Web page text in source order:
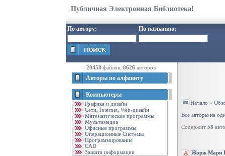
Публичная Электронная Библиотека!
По автору: По названию:
20458 файлов, 8626 авторов
Авторы по алфавиту
Компьютеры
Графика и дизайн
Cети, Internet, Web-дизайн
Математические программы
Мультимедиа
Офисные программы
Операционные Системы
Программирование
CAD
Защита информации
Начало «
Все авторы на
Содержит 58
Жорж Мари